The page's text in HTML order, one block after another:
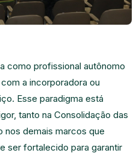
como profissional autônomo
a incorporadora ou
Esse paradigma está
tanto na Consolidação das
nos demais marcos que
ser fortalecido para garantir